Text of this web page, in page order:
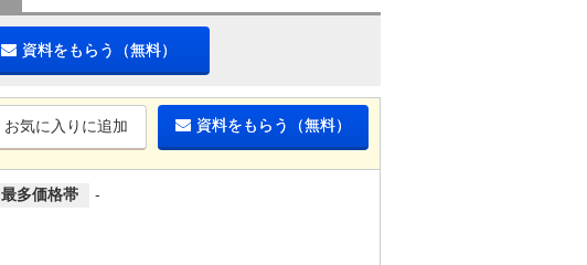
資料をもらう（無料）
お気に入りに追加 資料をもらう（無料）
最多価格帯
-